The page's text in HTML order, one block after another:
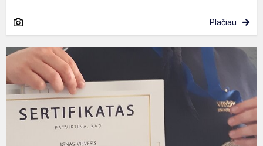
Plačiau